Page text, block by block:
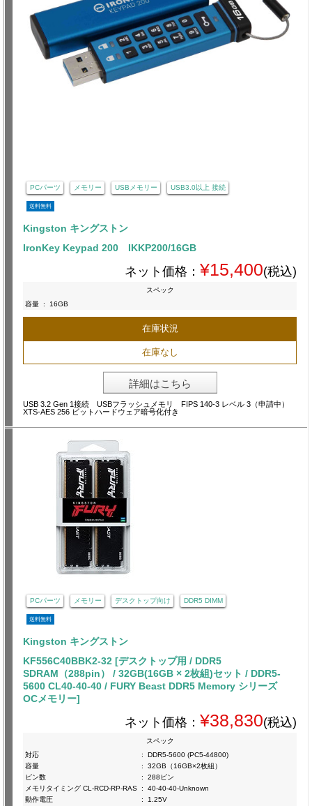
PCパーツ メモリー USBメモリー USB3.0以上 接続
送料無料
Kingston キングストン
IronKey Keypad 200 IKKP200/16GB
ネット価格： ¥15,400(税込)
スペック
容量 : 16GB
在庫状況
在庫なし
詳細はこちら
USB 3.2 Gen 1接続 USBフラッシュメモリ FIPS 140-3 レベル 3（申請中）
XTS-AES 256 ビットハードウェア暗号化付き
PCパーツ メモリー デスクトップ向け DDR5 DIMM
送料無料
Kingston キングストン
KF556C40BBK2-32 [デスクトップ用 / DDR5
SDRAM（288pin） / 32GB(16GB × 2枚組)セット / DDR5-
5600 CL40-40-40 / FURY Beast DDR5 Memory シリーズ
OCメモリー]
ネット価格： ¥38,830(税込)
スペック
対応
:
DDR5-5600 (PC5-44800)
容量
:
32GB（16GB×2枚組）
ピン数
:
288ピン
メモリタイミング CL-RCD-RP-RAS :
40-40-40-Unknown
動作電圧
:
1.25V